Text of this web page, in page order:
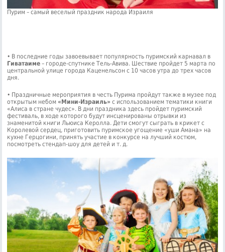
Пурим – самый веселый праздник народа Израиля
• В последние годы завоевывает популярность пуримский карнавал в
Гиватаиме – городе-спутнике Тель-Авива. Шествие пройдет 5 марта по
центральной улице города Каценельсон с 10 часов утра до трех часов
дня.
• Праздничные мероприятия в честь Пурима пройдут также в музее под
открытым небом«Мини-Израиль» с использованием тематики книги
«Алиса в стране чудес». В дни праздника здесь пройдет пуримский
фестиваль, в ходе которого будут инсценированы отрывки из
знаменитой книги Льюиса Керолла. Дети смогут сыграть в крикет с
Королевой сердец, приготовить пуримское угощение «уши Амана» на
кухне Герцогини, принять участие в конкурсе на лучший костюм,
посмотреть стендап-шоу для детей и т. д.